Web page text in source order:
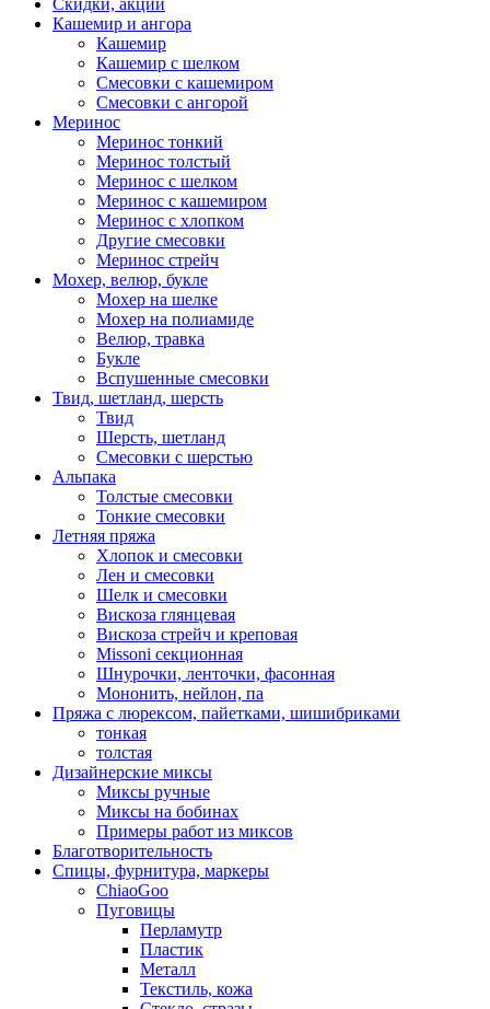
Скидки, акции
Кашемир и ангора
Кашемир
Кашемир с шелком
Смесовки с кашемиром
Смесовки с ангорой
Меринос
Меринос тонкий
Меринос толстый
Меринос с шелком
Меринос с кашемиром
Меринос с хлопком
Другие смесовки
Меринос стрейч
Мохер, велюр, букле
Мохер на шелке
Мохер на полиамиде
Велюр, травка
Букле
Вспушенные смесовки
Твид, шетланд, шерсть
Твид
Шерсть, шетланд
Смесовки с шерстью
Альпака
Толстые смесовки
Тонкие смесовки
Летняя пряжа
Хлопок и смесовки
Лен и смесовки
Шелк и смесовки
Вискоза глянцевая
Вискоза стрейч и креповая
Missoni секционная
Шнурочки, ленточки, фасонная
Мононить, нейлон, па
Пряжа с люрексом, пайетками, шишибриками
тонкая
толстая
Дизайнерские миксы
Миксы ручные
Миксы на бобинах
Примеры работ из миксов
Благотворительность
Спицы, фурнитура, маркеры
ChiaoGoo
Пуговицы
Перламутр
Пластик
Металл
Текстиль, кожа